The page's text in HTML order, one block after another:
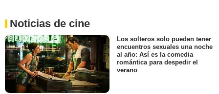
Noticias de cine
Los solteros solo pueden tener
encuentros sexuales una noche
al año: Así es la comedia
romántica para despedir el
verano